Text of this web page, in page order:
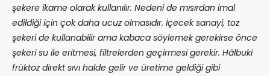
şekere ikame olarak kullanılır. Nedeni de mısırdan imal
edildiği için çok daha ucuz olmasıdır. İçecek sanayi, toz
şekeri de kullanabilir ama kabaca söylemek gerekirse önce
şekeri su ile eritmesi, filtrelerden geçirmesi gerekir. Hâlbuki
früktoz direkt sıvı halde gelir ve üretime geldiği gibi